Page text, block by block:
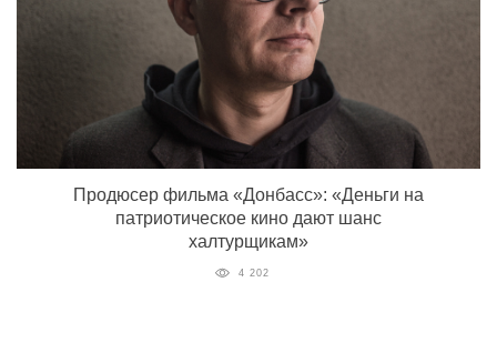
Продюсер фильма «Донбасс»: «Деньги на
патриотическое кино дают шанс
халтурщикам»
4 202